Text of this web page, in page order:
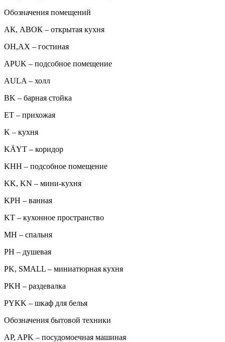
Обозначения помещений
АК, АВОК – открытая кухня
ОН,AX – гостиная
APUK – подсобное помещение
AULA – холл
BK – барная стойка
ET – прихожая
K – кухня
KÄYT – коридор
KHH – подсобное помещение
KK, KN – мини-кухня
KPH – ванная
KT – кухонное пространство
MH – спальня
PH – душевая
PK, SMALL – миниатюрная кухня
PKH – раздевалка
PYKK – шкаф для белья
Обозначения бытовой техники
AP, APK – посудомоечная машиная